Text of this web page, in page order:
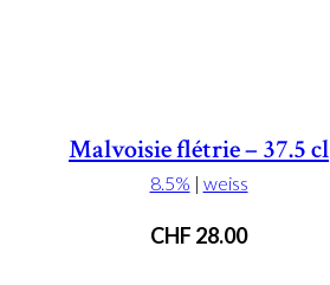
Malvoisie flétrie – 37.5 cl
8.5% | weiss
CHF 28.00